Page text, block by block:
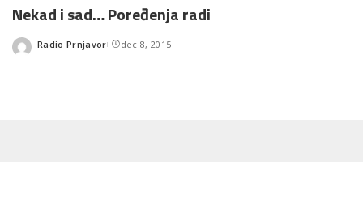
Nekad i sad… Poređenja radi
Posted
Radio Prnjavor dec 8, 2015